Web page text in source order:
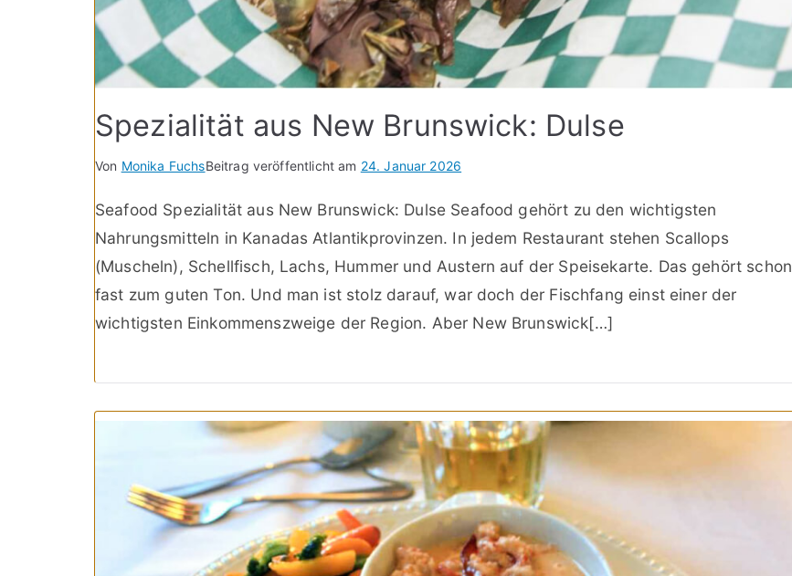
Spezialität aus New Brunswick: Dulse
Von Monika FuchsBeitrag veröffentlicht am 24. Januar 2026
Seafood Spezialität aus New Brunswick: Dulse Seafood gehört zu den wichtigsten
Nahrungsmitteln in Kanadas Atlantikprovinzen. In jedem Restaurant stehen Scallops
(Muscheln), Schellfisch, Lachs, Hummer und Austern auf der Speisekarte. Das gehört schon
fast zum guten Ton. Und man ist stolz darauf, war doch der Fischfang einst einer der
wichtigsten Einkommenszweige der Region. Aber New Brunswick[…]